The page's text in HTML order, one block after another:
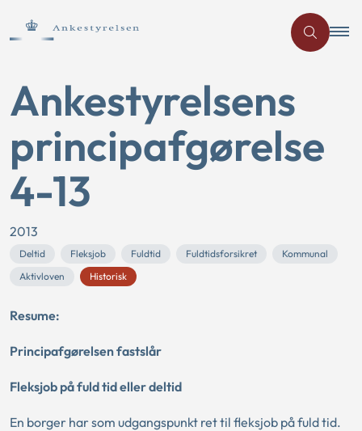
Ankestyrelsens
principafgørelse
4-13
2013
Deltid Fleksjob Fuldtid Fuldtidsforsikret
Kommunal
Aktivloven
Historisk
Resume:
Principafgørelsen fastslår
Fleksjob på fuld tid eller deltid
En borger har som udgangspunkt ret til fleksjob på fuld tid.